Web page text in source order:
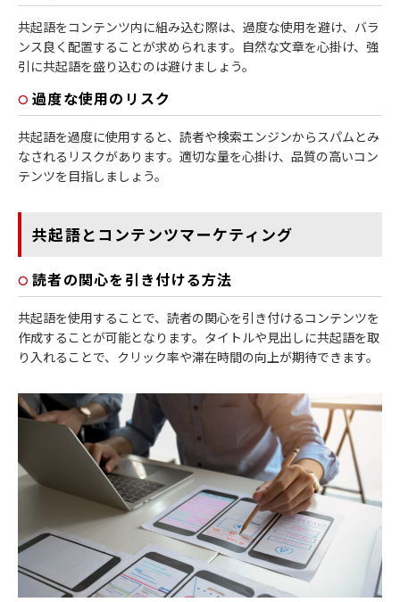
共起語をコンテンツ内に組み込む際は、過度な使用を避け、バラ
ンス良く配置することが求められます。自然な文章を心掛け、強
引に共起語を盛り込むのは避けましょう。
過度な使用のリスク
共起語を過度に使用すると、読者や検索エンジンからスパムとみ
なされるリスクがあります。適切な量を心掛け、品質の高いコン
テンツを目指しましょう。
共起語とコンテンツマーケティング
読者の関心を引き付ける方法
共起語を使用することで、読者の関心を引き付けるコンテンツを
作成することが可能となります。タイトルや見出しに共起語を取
り入れることで、クリック率や滞在時間の向上が期待できます。